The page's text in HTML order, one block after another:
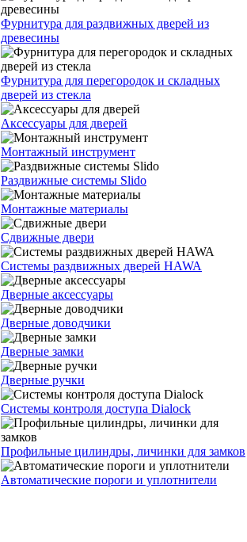
Фурнитура для раздвижных дверей из
древесины
Фурнитура для перегородок и складных
дверей из стекла
Аксессуары для дверей
Монтажный инструмент
Раздвижные системы Slido
Монтажные материалы
Сдвижные двери
Системы раздвижных дверей HAWA
Дверные аксессуары
Дверные доводчики
Дверные замки
Дверные ручки
Системы контроля доступа Dialock
Профильные цилиндры, личинки для замков
Автоматические пороги и уплотнители